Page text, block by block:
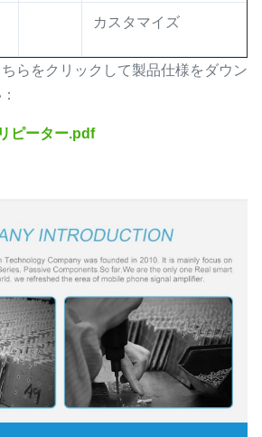
カスタマイズ
らをクリックして製品仕様をダウン
ピーター.pdf